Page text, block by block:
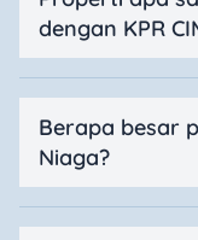
dengan KPR
Berapa besar
Niaga?